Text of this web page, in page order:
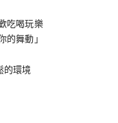
吃喝玩樂
的舞動」
的環境